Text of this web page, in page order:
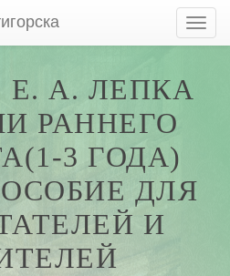
А. ЛЕПКА
РАННЕГО
3 ГОДА)
ДЛЯ
И